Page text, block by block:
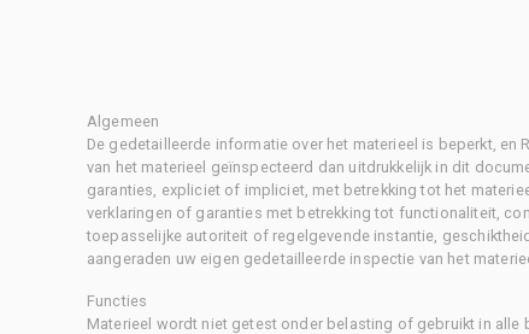
Algemeen
De gedetailleerde informatie over het materieel is beperkt,
van het materieel geïnspecteerd dan uitdrukkelijk in dit
garanties, expliciet of impliciet, met betrekking tot het
verklaringen of garanties met betrekking tot functionaliteit,
toepasselijke autoriteit of regelgevende instantie,
aangeraden uw eigen gedetailleerde inspectie van het
Functies
Materieel wordt niet getest onder belasting of gebruikt in alle